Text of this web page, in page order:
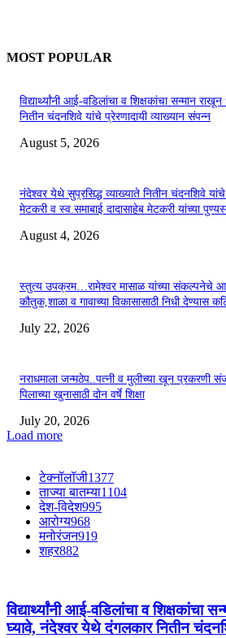
MOST POPULAR
विद्यार्थ्यांनी आई-वडिलांचा व शिक्षकांचा सन्मान
नितीन चंदनशिवे यांचे प्रेरणादायी व्याख्यान संपन्न
August 5, 2026
नंदेश्वर येथे सुप्रसिद्ध व्याख्याते नितीन चंदनशिवे
मेटकरी व स्व.समाबाई दादासाहेब मेटकरी यांच्या
August 4, 2026
स्तुत्य उपक्रम…रामेश्वर मासाळ यांच्या संकल्पनेचे
कौतुक,शाळा व गावाच्या विकासासाठी निधी देण्यास
July 22, 2026
नराधमाला जन्मठेप..पत्नी व मुलीच्या खून प्रकरणी
पिलाच्या खुनासाठी दोन वर्षे शिक्षा
July 20, 2026
Load more
टेक्नॉलॉजी1377
ताज्या बातम्या1104
देश-विदेश995
आरोग्य968
मनोरंजन919
शहर882
विद्यार्थ्यांनी आई-वडिलांचा व शिक्षकांचा
घ्यावे, नंदेश्वर येथे दंगलकार नितीन